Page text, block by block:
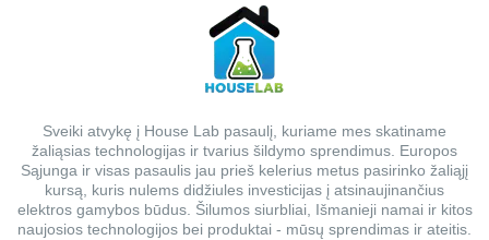
Sveiki atvykę į House Lab pasaulį, kuriame mes skatiname
žaliąsias technologijas ir tvarius šildymo sprendimus. Europos
Sąjunga ir visas pasaulis jau prieš kelerius metus pasirinko žaliąjį
kursą, kuris nulems didžiules investicijas į atsinaujinančius
elektros gamybos būdus. Šilumos siurbliai, Išmanieji namai ir kitos
naujosios technologijos bei produktai - mūsų sprendimas ir ateitis.